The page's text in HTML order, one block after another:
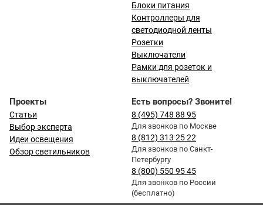
Блоки питания
Контроллеры для
светодиодной ленты
Розетки
Выключатели
Рамки для розеток и
выключателей
Проекты
Статьи
Выбор эксперта
Идеи освещения
Обзор светильников
Есть вопросы? Звоните!
8 (495) 748 88 95
Для звонков по Москве
8 (812) 313 25 22
Для звонков по Санкт-
Петербургу
8 (800) 550 95 45
Для звонков по России
(бесплатно)